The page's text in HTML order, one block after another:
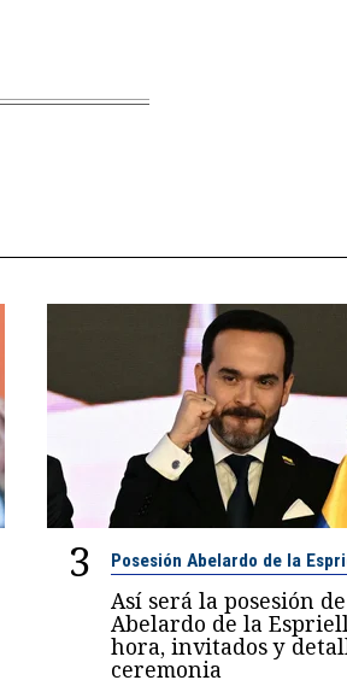
3 Posesión Abelardo de la
Así será la posesión de
Abelardo de la
hora, invitados y
ceremonia